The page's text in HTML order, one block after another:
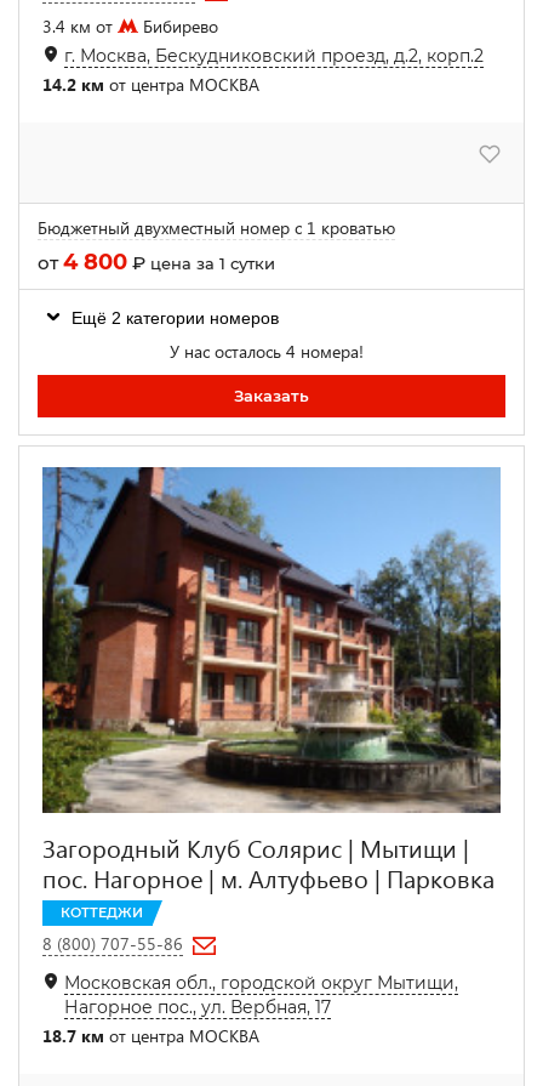
3.4 км от
Бибирево
г. Москва, Бескудниковский проезд, д.2, корп.2
14.2 км от центра МОСКВА
Бюджетный двухместный номер с 1 кроватью
от4 800 ₽ цена за 1 сутки
Ещё 2 категории номеров
У нас осталось 4 номера!
Заказать
Загородный Клуб Солярис | Мытищи |
пос. Нагорное | м. Алтуфьево | Парковка
КОТТЕДЖИ
8 (800) 707-55-86
Московская обл., городской округ Мытищи,
Нагорное пос., ул. Вербная, 17
18.7 км от центра МОСКВА